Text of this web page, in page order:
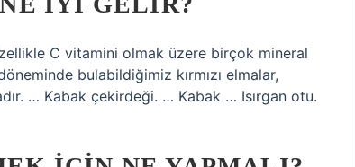
C vitamini olmak üzere birçok mineral
bulabildiğimiz kırmızı elmalar,
… Kabak çekirdeği. … Kabak … Isırgan otu.